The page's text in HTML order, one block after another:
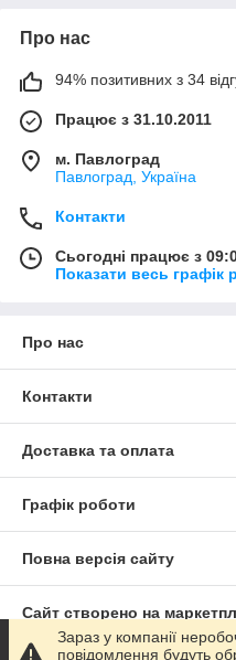
Про нас
94% позитивних з 34
Працює з 31.10.2011
м. Павлоград
Павлоград, Україна
Контакти
Сьогодні працює з
Показати весь графік
Про нас
Контакти
Доставка та оплата
Графік роботи
Повна версія сайту
Сайт створено на
Зараз у компанії
повідомлення будуть